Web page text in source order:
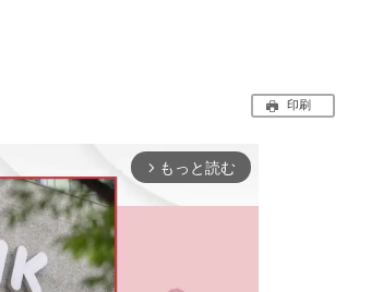
印刷
arrow_forward_ios もっと読む